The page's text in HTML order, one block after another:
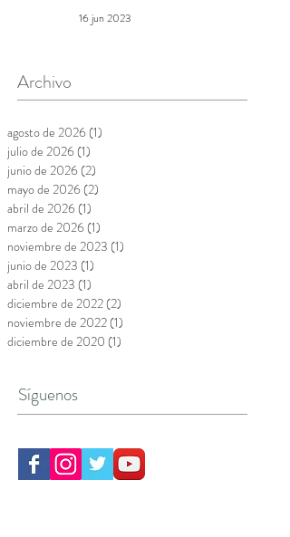
16 jun 2023
Archivo
agosto de 2026 (1)
julio de 2026 (1)
junio de 2026 (2)
mayo de 2026 (2)
abril de 2026 (1)
marzo de 2026 (1)
noviembre de 2023 (1)
junio de 2023 (1)
abril de 2023 (1)
diciembre de 2022 (2)
noviembre de 2022 (1)
diciembre de 2020 (1)
Síguenos